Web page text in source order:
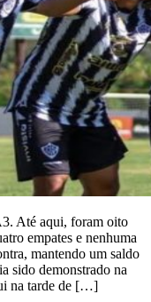
Até aqui, foram oito
empates e nenhuma
mantendo um saldo
sido demonstrado na
na tarde de […]